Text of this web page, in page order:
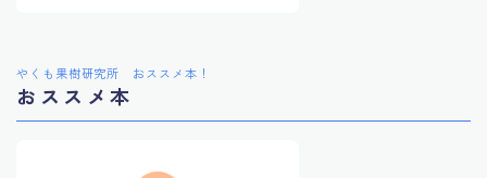
やくも果樹研究所 おススメ本！
おススメ本